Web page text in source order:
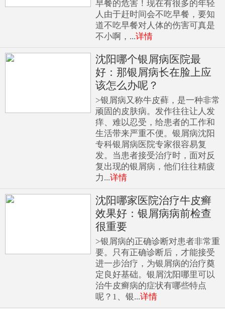
早餐的危害！现在有很多的年轻
人由于赶时间会不吃早餐，要知
道不吃早餐对人体的伤害可真是
不小啊，...详情
沈阳哪个银屑病医院最
好：那银屑病长在脸上应
该怎么办呢？
>银屑病又称牛皮藓，是一种非常
顽固的皮肤病。发作往往让人发
痒、难以忍受，给患者的工作和
生活带来严重不便。银屑病沈阳
专科银屑病医院专家很容易复
发。当患者接受治疗时，面对反
复出现的银屑病，他们往往精疲
力...详情
沈阳哪家医院治疗牛皮癣
效果好：银屑病病前检查
很重要
>银屑病的正确诊断对患者非常重
要。只有正确诊断后，才能接受
进一步治疗，为银屑病的治疗奠
定良好基础。银屑沈阳哪里可以
治牛皮癣病的症状有哪些特点
呢？1、银...详情